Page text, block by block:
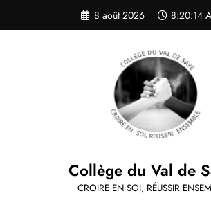
contenu
8 août 2026 8:20:14
Collège du Val de
CROIRE EN SOI, RÉUSSIR